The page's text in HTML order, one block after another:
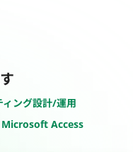
ィング設計/運用
Microsoft Access